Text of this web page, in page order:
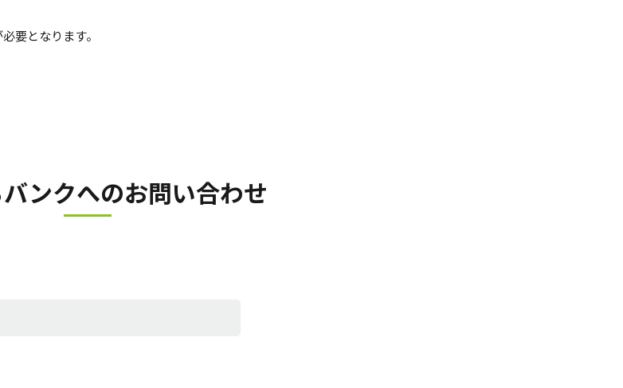
要となります。
ンクへのお問い合わせ